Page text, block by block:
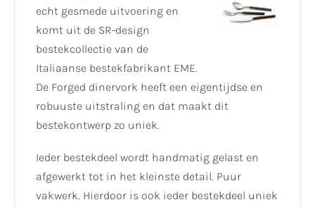
echt gesmede uitvoering en
komt uit de SR-design
bestekcollectie van de
Italiaanse bestekfabrikant EME.
De Forged dinervork heeft een eigentijdse en
robuuste uitstraling en dat maakt dit
bestekontwerp zo uniek.
Ieder bestekdeel wordt handmatig gelast en
afgewerkt tot in het kleinste detail. Puur
vakwerk. Hierdoor is ook ieder bestekdeel uniek